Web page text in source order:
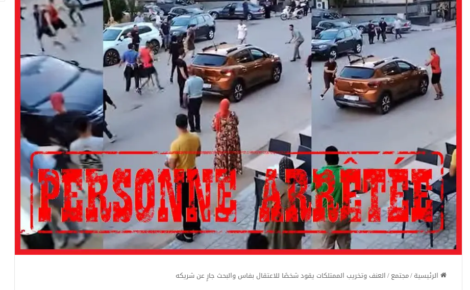
الرئيسية/مجتمع/العنف وتخريب الممتلكات يقود شخصًا للاعتقال بفاس والبحث جارٍ عن شريكه